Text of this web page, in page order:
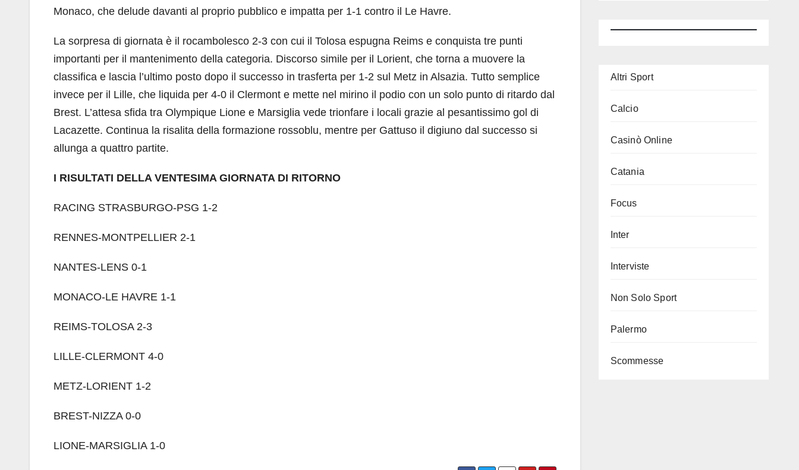
Monaco, che delude davanti al proprio pubblico e impatta per 1-1 contro il Le Havre.
La sorpresa di giornata è il rocambolesco 2-3 con cui il Tolosa espugna Reims e conquista tre punti
importanti per il mantenimento della categoria. Discorso simile per il Lorient, che torna a muovere la
classifica e lascia l’ultimo posto dopo il successo in trasferta per 1-2 sul Metz in Alsazia. Tutto semplice
invece per il Lille, che liquida per 4-0 il Clermont e mette nel mirino il podio con un solo punto di ritardo dal
Brest. L’attesa sfida tra Olympique Lione e Marsiglia vede trionfare i locali grazie al pesantissimo gol di
Lacazette. Continua la risalita della formazione rossoblu, mentre per Gattuso il digiuno dal successo si
allunga a quattro partite.
I RISULTATI DELLA VENTESIMA GIORNATA DI RITORNO
RACING STRASBURGO-PSG 1-2
RENNES-MONTPELLIER 2-1
NANTES-LENS 0-1
MONACO-LE HAVRE 1-1
REIMS-TOLOSA 2-3
LILLE-CLERMONT 4-0
METZ-LORIENT 1-2
BREST-NIZZA 0-0
LIONE-MARSIGLIA 1-0
Altri Sport
Calcio
Casinò Online
Catania
Focus
Inter
Interviste
Non Solo Sport
Palermo
Scommesse